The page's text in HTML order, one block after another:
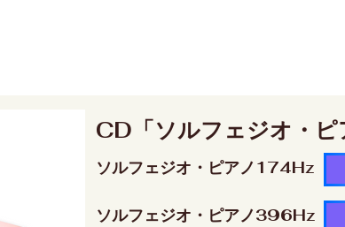
CD「ソルフェジオ・
ソルフェジオ・ピアノ174Hz
ソルフェジオ・ピアノ396Hz